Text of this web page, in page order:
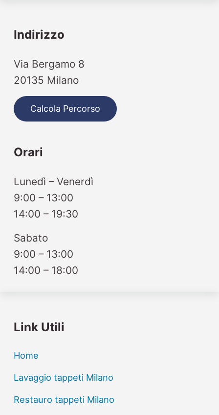
Indirizzo
Via Bergamo 8
20135 Milano
Calcola Percorso
Orari
Lunedì – Venerdì
9:00 – 13:00
14:00 – 19:30
Sabato
9:00 – 13:00
14:00 – 18:00
Link Utili
Home
Lavaggio tappeti Milano
Restauro tappeti Milano